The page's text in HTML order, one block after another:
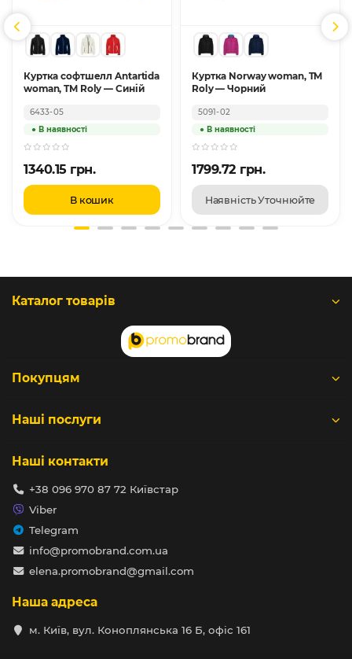
Куртка софтшелл Antartida
woman, TM Roly — Синій
6433-05
1340.15 грн.
В кошик
Куртка Norway woman, TM
Roly — Чорний
5091-02
1799.72 грн.
Наявність Уточнюйте
Каталог товарів
Покупцям
Наші послуги
Наші контакти
+38 096 970 87 72 Київстар
Viber
Telegram
info@promobrand.com.ua
elena.promobrand@gmail.com
Наша адреса
м. Київ, вул. Коноплянська 16 Б, офіс 161